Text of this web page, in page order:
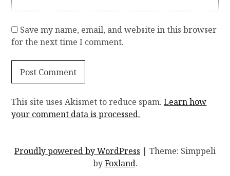
Save my name, email, and website in this browser
for the next time I comment.
This site uses Akismet to reduce spam.Learn how
your comment data is processed.
Proudly powered by WordPress | Theme: Simppeli
byFoxland.